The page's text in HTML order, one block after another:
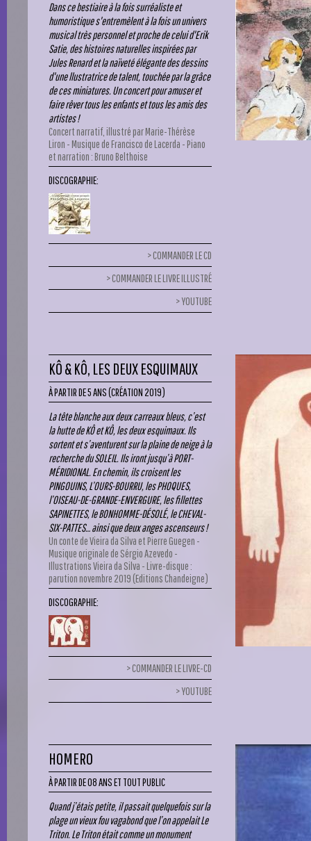
Dans ce bestiaire à la fois surréaliste et
humoristique s'entremèlent à la fois un univers
musical très personnel et proche de celui d'Erik
Satie, des histoires naturelles inspirées par
Jules Renard et la naïveté élégante des dessins
d'une llustratrice de talent, touchée par la grâce
de ces miniatures. Un concert pour amuser et
faire rêver tous les enfants et tous les amis des
artistes !
Concert narratif, illustré par Marie-Thérèse
Liron - Musique de Francisco de Lacerda - Piano
et narration : Bruno Belthoise
DISCOGRAPHIE:
COMMANDER LE CD
COMMANDER LE LIVRE ILLUSTRÉ
YOUTUBE
KÔ & KÔ, LES DEUX ESQUIMAUX
À PARTIR DE 5 ANS (CRÉATION 2019)
La tête blanche aux deux carreaux bleus, c’est
la hutte de KÔ et KÔ, les deux esquimaux. Ils
sortent et s’aventurent sur la plaine de neige à la
recherche du SOLEIL. Ils iront jusqu’à PORT-
MÉRIDIONAL.En chemin, ils croisent les
PINGOUINS, L’OURS-BOURRU, les PHOQUES,
l’OISEAU-DE-GRANDE-ENVERGURE, les fillettes
SAPINETTES, le BONHOMME-DÉSOLÉ, le CHEVAL-
SIX-PATTES… ainsi que deux anges ascenseurs !
Un conte de Vieira da Silva et Pierre Guegen -
Musique originale de Sérgio Azevedo -
Illustrations Vieira da Silva - Livre-disque :
parution novembre 2019 (Editions Chandeigne)
DISCOGRAPHIE:
COMMANDER LE LIVRE-CD
YOUTUBE
HOMERO
À PARTIR DE 08 ANS ET TOUT PUBLIC
Quand j’étais petite, il passait quelquefois sur la
plage un vieux fou vagabond que l’on appelait Le
Triton. Le Triton était comme un monument